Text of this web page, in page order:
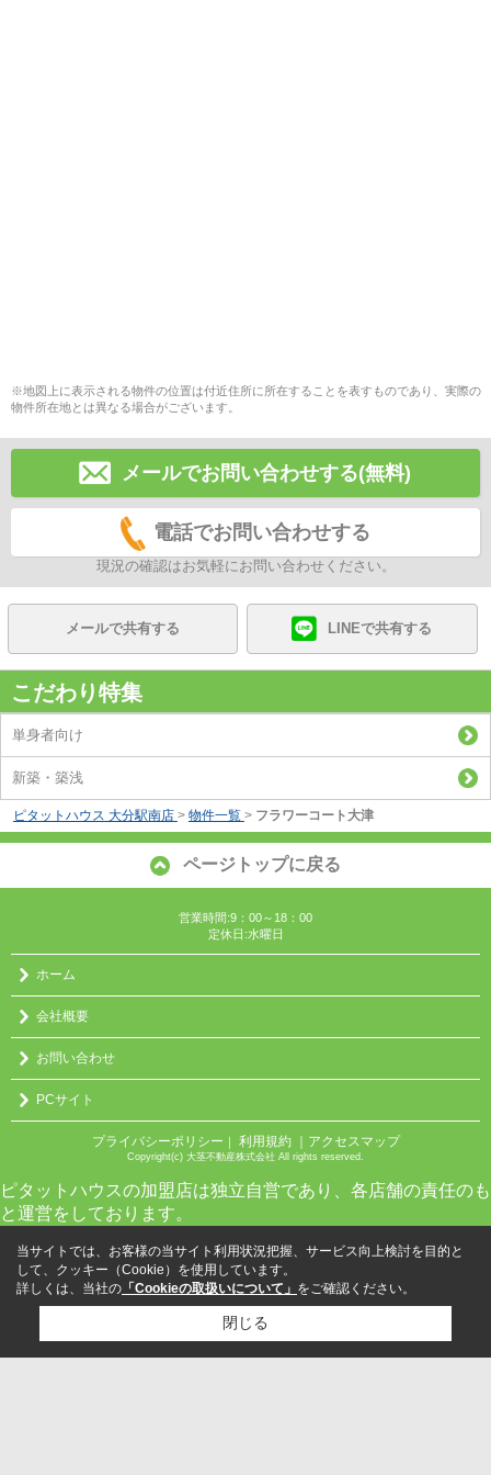
※地図上に表示される物件の位置は付近住所に所在することを表すものであり、実際の
物件所在地とは異なる場合がございます。
メールでお問い合わせする(無料)
電話でお問い合わせする
現況の確認はお気軽にお問い合わせください。
メールで共有する LINEで共有する
こだわり特集
単身者向け
新築・築浅
ピタットハウス 大分駅南店 > 物件一覧 > フラワーコート大津
ページトップに戻る
営業時間:9：00～18：00
定休日:水曜日
ホーム
会社概要
お問い合わせ
PCサイト
プライバシーポリシー 利用規約 ｜アクセスマップ
Copyright(c) 大茎不動産株式会社 All rights reserved.
ピタットハウスの加盟店は独立自営であり、各店舗の責任のも
と運営をしております。
当サイトでは、お客様の当サイト利用状況把握、サービス向上検討を目的と
して、クッキー（Cookie）を使用しています。
詳しくは、当社の 「Cookieの取扱いについて」 をご確認ください。
閉じる